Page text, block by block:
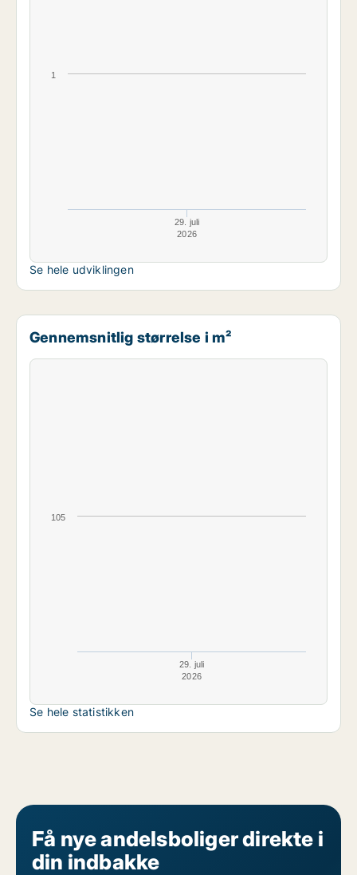
29. juli
2026
1
Se hele udviklingen
Gennemsnitlig størrelse i m²
29. juli
2026
105
Se hele statistikken
Få nye andelsboliger direkte i
din indbakke